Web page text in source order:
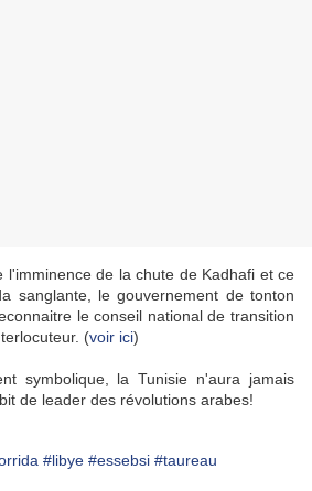
l'imminence de la chute de Kadhafi et ce
sanglante, le gouvernement de tonton
le conseil national de transition
(voir ici)
symbolique, la Tunisie n'aura jamais
de leader des révolutions arabes!
#libye #essebsi #taureau